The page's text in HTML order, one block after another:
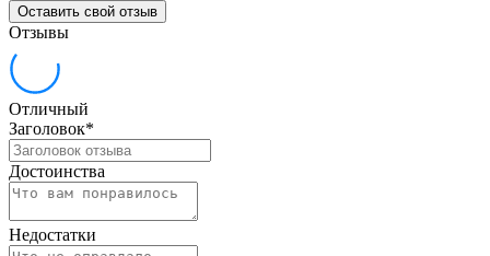
Оставить свой отзыв
Отзывы
Отличный
Заголовок*
Достоинства
Недостатки